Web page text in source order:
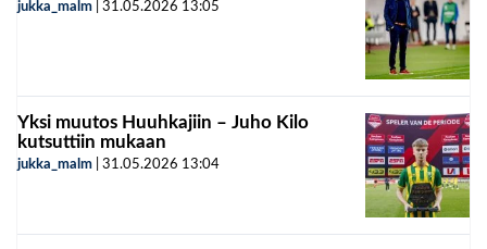
jukka_malm 31.05.2026 13:05
Yksi muutos Huuhkajiin – Juho Kilo
kutsuttiin mukaan
jukka_malm 31.05.2026 13:04